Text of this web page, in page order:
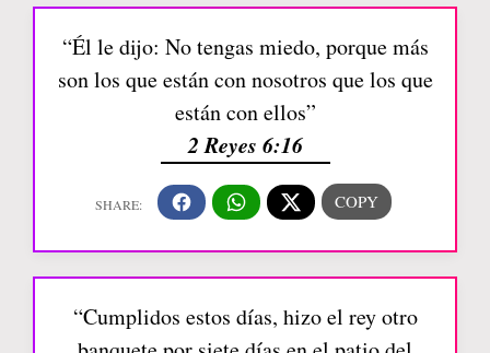
“Él le dijo: No tengas miedo, porque más
son los que están con nosotros que los que
están con ellos”
2 Reyes 6:16
“Cumplidos estos días, hizo el rey otro